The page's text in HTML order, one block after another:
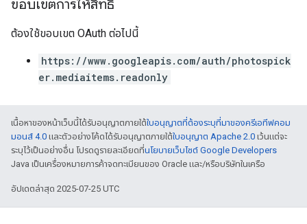
ขอบเขตการให้สิทธิ์
ต้องใช้ขอบเขต OAuth ต่อไปนี้
https://www.googleapis.com/auth/photospick
er.mediaitems.readonly
เนื้อหาของหน้าเว็บนี้ได้รับอนุญาตภายใต้ใบอนุญาตที่ต้องระบุที่มาของครีเอทีฟคอม
มอนส์ 4.0 และตัวอย่างโค้ดได้รับอนุญาตภายใต้ใบอนุญาต Apache 2.0 เว้นแต่จะ
ระบุไว้เป็นอย่างอื่น โปรดดูรายละเอียดที่นโยบายเว็บไซต์ Google Developers
Java เป็นเครื่องหมายการค้าจดทะเบียนของ Oracle และ/หรือบริษัทในเครือ
อัปเดตล่าสุด 2025-07-25 UTC